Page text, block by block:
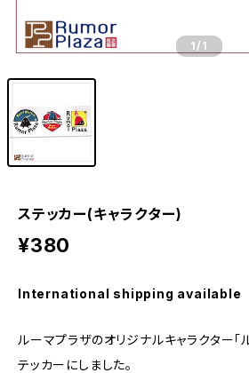
1 /1
ステッカー(キャラクター)
¥380
International shipping available
ルーマプラザのオリジナルキャラクター「
テッカーにしました。